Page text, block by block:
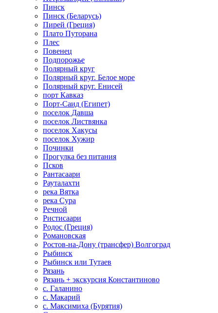
Пинск
Пинск (Беларусь)
Пирей (Греция)
Плато Путорана
Плес
Повенец
Подпорожье
Полярный круг
Полярный круг. Белое море
Полярный круг. Енисей
порт Кавказ
Порт-Саид (Египет)
поселок Давша
поселок Листвянка
поселок Хакусы
поселок Хужир
Починки
Прогулка без питания
Псков
Рантасаари
Рауталахти
река Вятка
река Сура
Речной
Ристисаари
Родос (Греция)
Романовская
Ростов-на-Дону (трансфер) Волгоград
Рыбинск
Рыбинск или Тутаев
Рязань
Рязань + экскурсия Константиново
с. Галанино
с. Макарий
с. Максимиха (Бурятия)